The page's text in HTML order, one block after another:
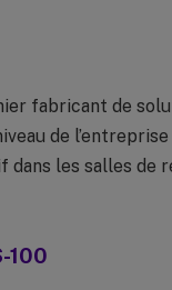
fabricant de
de
dans les salles de
100